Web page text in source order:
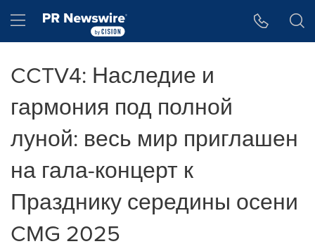
Hamburger menu
CCTV4: Наследие и
гармония под полной
луной: весь мир приглашен
на гала-концерт к
Празднику середины осени
CMG 2025